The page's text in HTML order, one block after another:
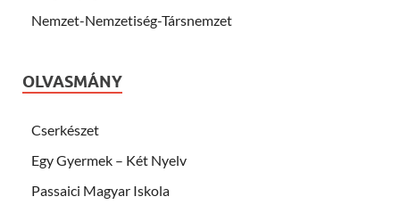
Nemzet-Nemzetiség-Társnemzet
OLVASMÁNY
Cserkészet
Egy Gyermek – Két Nyelv
Passaici Magyar Iskola